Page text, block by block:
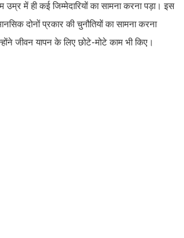
में ही कई जिम्मेदारियों का सामना करना पड़ा। इस
दोनों प्रकार की चुनौतियों का सामना करना
जीवन यापन के लिए छोटे-मोटे काम भी किए।